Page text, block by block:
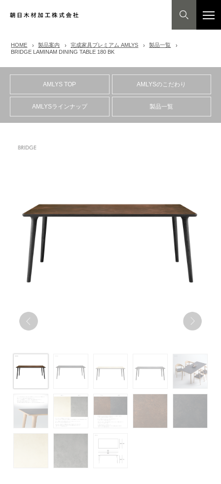
HOME 製品案内 完成家具プレミアム AMLYS
製品一覧
BRIDGE LAMINAM DINING TABLE 180 BK
AMLYS TOP AMLYSのこだわり
AMLYSラインナップ 製品一覧